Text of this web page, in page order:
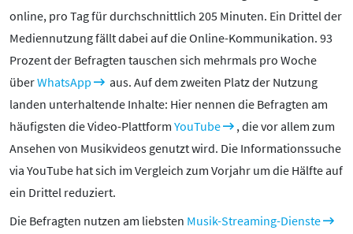
online, pro Tag für durchschnittlich 205 Minuten. Ein Drittel der
Mediennutzung fällt dabei auf die Online-Kommunikation. 93
Prozent der Befragten tauschen sich mehrmals pro Woche
überWhatsApp
aus. Auf dem zweiten Platz der Nutzung
landen unterhaltende Inhalte: Hier nennen die Befragten am
häufigsten die Video-Plattform YouTube
, die vor allem zum
Ansehen von Musikvideos genutzt wird. Die Informationssuche
via YouTube hat sich im Vergleich zum Vorjahr um die Hälfte auf
ein Drittel reduziert.
Die Befragten nutzen am liebsten Musik-Streaming-Dienste